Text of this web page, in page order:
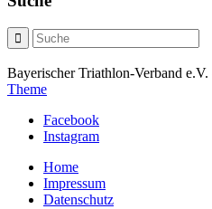
Bayerischer Triathlon-Verband e.V.
Theme
Facebook
Instagram
Home
Impressum
Datenschutz